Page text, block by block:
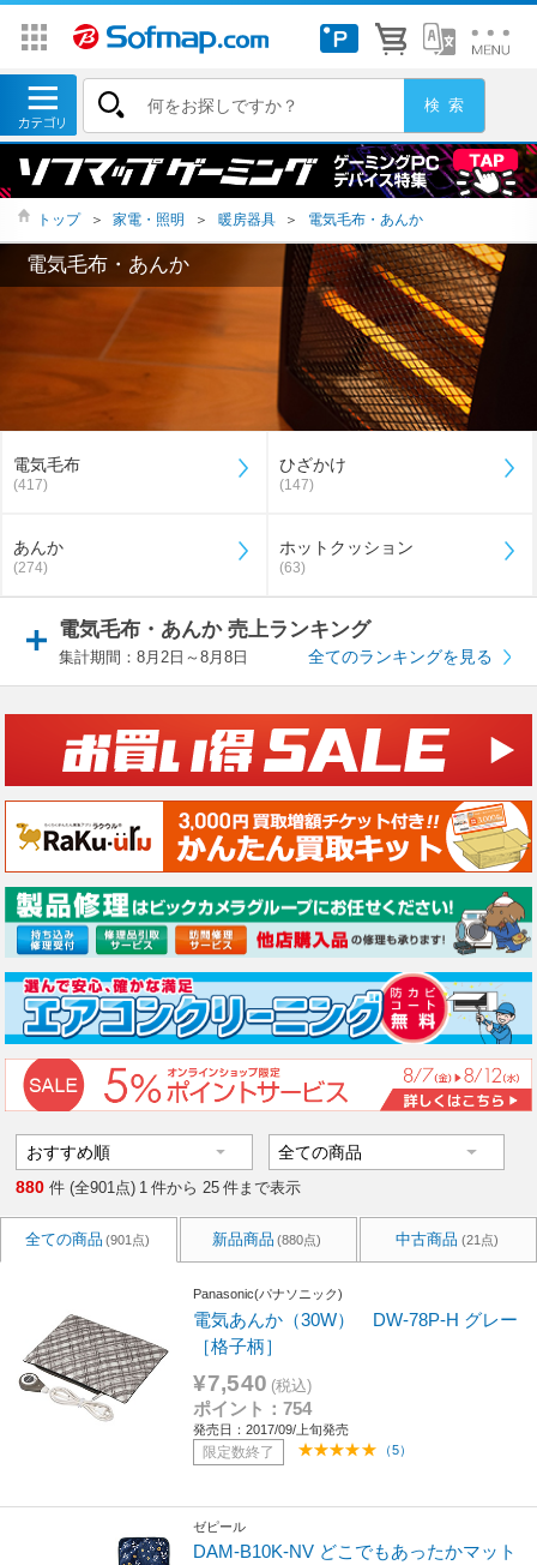
トップ ＞ 家電・照明 ＞ 暖房器具 ＞ 電気毛布・あんか
電気毛布・あんか
電気毛布
(417)
ひざかけ
(147)
あんか
(274)
ホットクッション
(63)
電気毛布・あんか 売上ランキング
集計期間：8月2日～8月8日 全てのランキングを見る
880 件 (全901点) 1 件から 25 件まで表示
全ての商品 (901点) 新品商品 (880点) 中古商品 (21点)
Panasonic(パナソニック)
電気あんか（30W） DW-78P-H グレー
［格子柄］
¥7,540 (税込)
ポイント：754
発売日：2017/09/上旬発売
限定数終了 （5）
ゼピール
DAM-B10K-NV どこでもあったかマット